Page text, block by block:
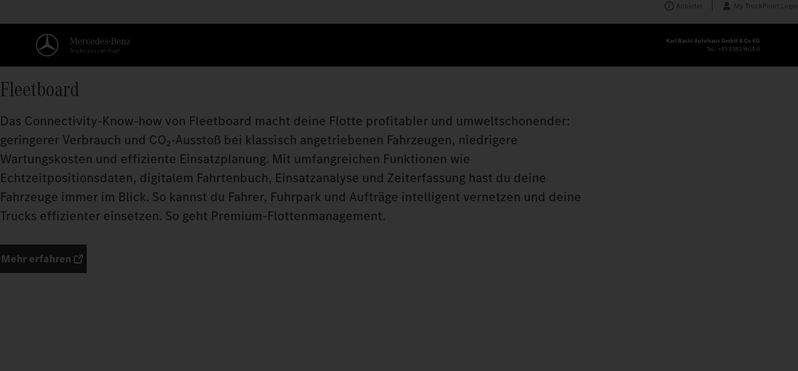
Anbieter My TruckPoint Login
Karl Bachl Autohaus GmbH & Co KG
Tel.: +49 8582 9614 0
Fleetboard
Das Connectivity-Know-how von Fleetboard macht deine Flotte profitabler und umweltschonender:
geringerer Verbrauch und CO₂-Ausstoß bei klassisch angetriebenen Fahrzeugen, niedrigere
Wartungskosten und effiziente Einsatzplanung. Mit umfangreichen Funktionen wie
Echtzeitpositionsdaten, digitalem Fahrtenbuch, Einsatzanalyse und Zeiterfassung hast du deine
Fahrzeuge immer im Blick. So kannst du Fahrer, Fuhrpark und Aufträge intelligent vernetzen und deine
Trucks effizienter einsetzen. So geht Premium-Flottenmanagement.
Mehr erfahren